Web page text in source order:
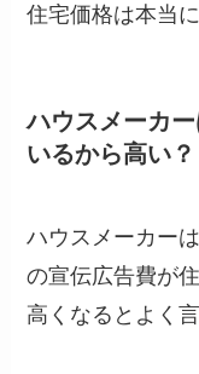
住宅価格は本当
ハウスメーカ
いるから高い？
ハウスメーカー
の宣伝広告費が
高くなるとよく